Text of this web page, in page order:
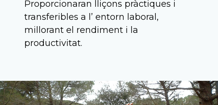
Proporcionaran lliçons pràctiques i
transferibles a l’ entorn laboral,
millorant el rendiment i la
productivitat.